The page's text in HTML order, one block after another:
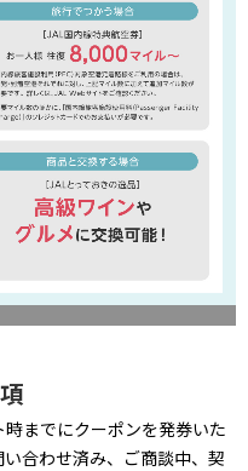
までにクーポンを発券いた
合わせ済み、ご商談中、契